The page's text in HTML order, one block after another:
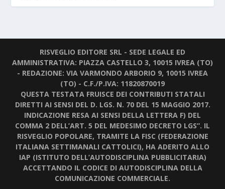
RISVEGLIO EDITORE SRL - SEDE LEGALE ED
AMMINISTRATIVA: PIAZZA CASTELLO 3, 10015 IVREA (TO)
- REDAZIONE: VIA VARMONDO ARBORIO 9, 10015 IVREA
(TO) - C.F./P.IVA: 11820870019
QUESTA TESTATA FRUISCE DEI CONTRIBUTI STATALI
DIRETTI AI SENSI DEL D. LGS. N. 70 DEL 15 MAGGIO 2017.
INDICAZIONE RESA AI SENSI DELLA LETTERA F) DEL
COMMA 2 DELL’ART. 5 DEL MEDESIMO DECRETO LGS”. IL
RISVEGLIO POPOLARE, TRAMITE LA FISC (FEDERAZIONE
ITALIANA SETTIMANALI CATTOLICI), HA ADERITO ALLO
IAP (ISTITUTO DELL’AUTODISCIPLINA PUBBLICITARIA)
ACCETTANDO IL CODICE DI AUTODISCIPLINA DELLA
COMUNICAZIONE COMMERCIALE.